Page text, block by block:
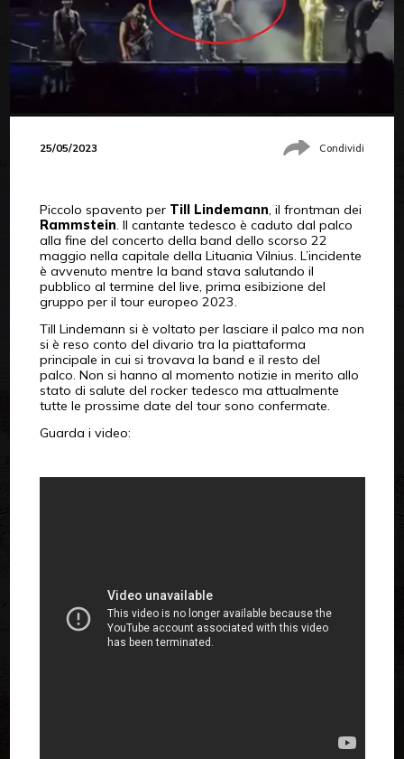
25/05/2023 Condividi
Piccolo spavento per Till Lindemann, il frontman dei
Rammstein. Il cantante tedesco è caduto dal palco
alla fine del concerto della band dello scorso 22
maggio nella capitale della Lituania Vilnius. L’incidente
è avvenuto mentre la band stava salutando il
pubblico al termine del live, prima esibizione del
gruppo per il tour europeo 2023.
Till Lindemann si è voltato per lasciare il palco ma non
si è reso conto del divario tra la piattaforma
principale in cui si trovava la band e il resto del
palco. Non si hanno al momento notizie in merito allo
stato di salute del rocker tedesco ma attualmente
tutte le prossime date del tour sono confermate.
Guarda i video: